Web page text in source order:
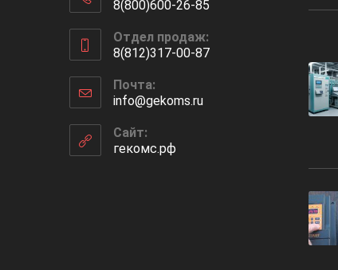
8(800)600-26-85
в
вашем
приложении
Отдел продаж:
8(812)317-00-87
в
вашем
приложении
Почта:
info@gekoms.ruОткроется
Сайт:
гекомс.рф